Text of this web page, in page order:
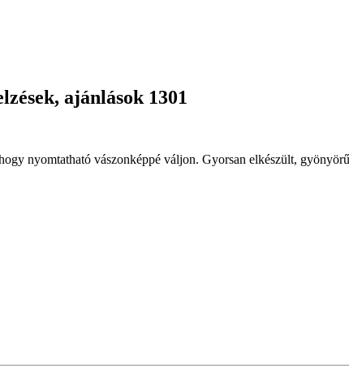
ajánlások 1301
nyomtatható vászonképpé váljon. Gyorsan elkészült,